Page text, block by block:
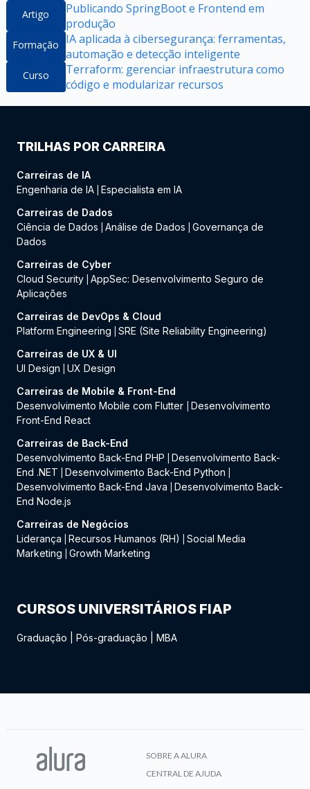
Artigo
Publicando SpringBoot e Frontend em
produção
Formação
IA aplicada à cibersegurança: ferramentas,
automação e detecção inteligente
Curso
Terraform: gerenciar infraestrutura como
código e modularizar recursos
TRILHAS POR CARREIRA
Carreiras de IA
Engenharia de IA Especialista em IA
Carreiras de Dados
Ciência de Dados
Análise de Dados
Governança de
Dados
Carreiras de Cyber
Cloud Security AppSec: Desenvolvimento Seguro de
Aplicações
Carreiras de DevOps & Cloud
Platform Engineering
SRE (Site Reliability Engineering)
Carreiras de UX & UI
UI Design
UX Design
Carreiras de Mobile & Front-End
Desenvolvimento Mobile com Flutter
Desenvolvimento
Front-End React
Carreiras de Back-End
Desenvolvimento Back-End PHP
Desenvolvimento Back-
End .NET
Desenvolvimento Back-End Python
Desenvolvimento Back-End Java
Desenvolvimento Back-
End Node.js
Carreiras de Negócios
Liderança
Recursos Humanos (RH)
Social Media
Marketing
Growth Marketing
CURSOS UNIVERSITÁRIOS FIAP
Graduação Pós-graduação MBA
SOBRE A ALURA
CENTRAL DE AJUDA